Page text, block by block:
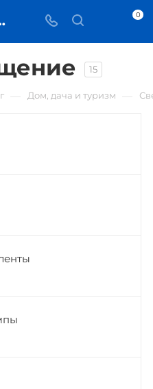
цене - iЧехол 0
15
Дом, дача и туризм